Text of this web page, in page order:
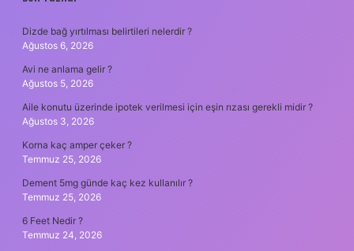
SIDEBAR
Dizde bağ yırtılması belirtileri nelerdir ?
Ağustos 6, 2026
Avi ne anlama gelir ?
Ağustos 5, 2026
Aile konutu üzerinde ipotek verilmesi için eşin rızası gerekli midir ?
Ağustos 3, 2026
Korna kaç amper çeker ?
Temmuz 25, 2026
Dement 5mg günde kaç kez kullanılır ?
Temmuz 25, 2026
6 Feet Nedir ?
Temmuz 24, 2026